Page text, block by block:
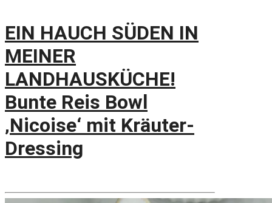
EIN HAUCH SÜDEN IN
MEINER
LANDHAUSKÜCHE!
Bunte Reis Bowl
‚Nicoise‘ mit Kräuter-
Dressing